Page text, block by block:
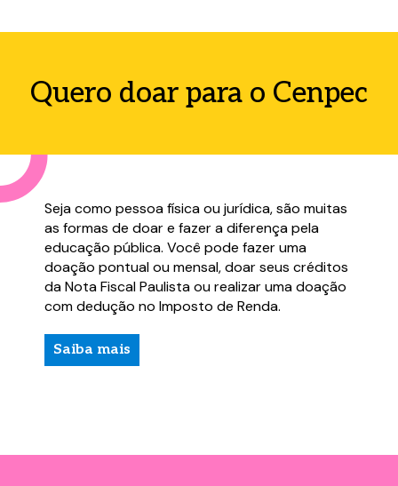
Quero doar para o Cenpec
Seja como pessoa física ou jurídica, são muitas
as formas de doar e fazer a diferença pela
educação pública. Você pode fazer uma
doação pontual ou mensal, doar seus créditos
da Nota Fiscal Paulista ou realizar uma doação
com dedução no Imposto de Renda.
Saiba mais